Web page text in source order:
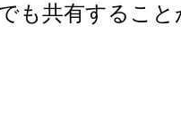
も共有するこ